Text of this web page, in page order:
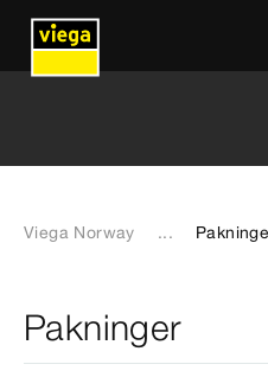
Viega Norway ...
Pakninger